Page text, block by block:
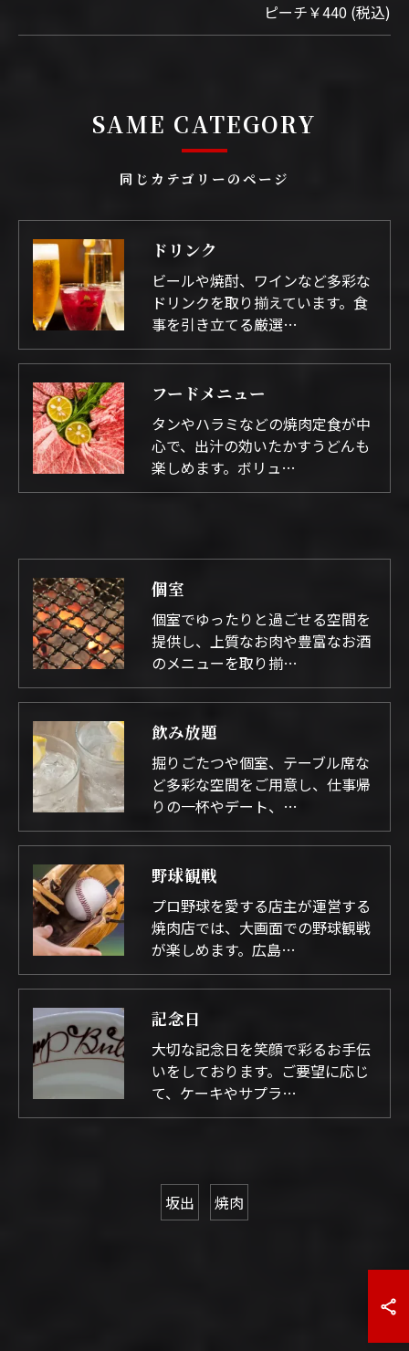
ピーチ￥440 (税込)
同じカテゴリーのページ
SAME CATEGORY
ドリンク
ビールや焼酎、ワインなど多彩な
ドリンクを取り揃えています。食
事を引き立てる厳選…
フードメニュー
タンやハラミなどの焼肉定食が中
心で、出汁の効いたかすうどんも
楽しめます。ボリュ…
個室
個室でゆったりと過ごせる空間を
提供し、上質なお肉や豊富なお酒
のメニューを取り揃…
飲み放題
掘りごたつや個室、テーブル席な
ど多彩な空間をご用意し、仕事帰
りの一杯やデート、…
野球観戦
プロ野球を愛する店主が運営する
焼肉店では、大画面での野球観戦
が楽しめます。広島…
記念日
大切な記念日を笑顔で彩るお手伝
いをしております。ご要望に応じ
て、ケーキやサプラ…
坂出 焼肉